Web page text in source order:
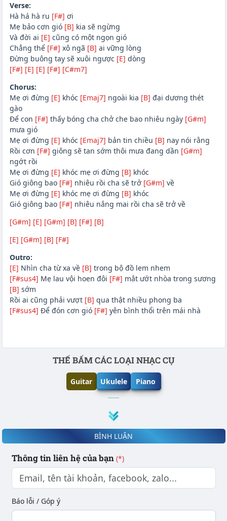
Verse:
Hà há hà ru [F#] ơi
Mẹ bảo cơn gió [B] kia sẽ ngừng
Và đời ai [E] cũng có một ngọn gió
Chẳng thể [F#] xô ngã [B] ai vững lòng
Đừng buông tay sẽ xuôi ngược [E] dòng
[F#] [E] [E] [F#] [C#m7]
Chorus:
Mẹ ơi đừng [E] khóc [Emaj7] ngoài kia [B] đại dương thét
gào
Để con [F#] thấy bóng cha chở che bao nhiêu ngày [G#m]
mưa gió
Mẹ ơi đừng [E] khóc [Emaj7] bản tin chiều [B] nay nói rằng
Rồi cơn [F#] giông sẽ tan sớm thôi mưa đang dần [G#m]
ngớt rồi
Mẹ ơi đừng [E] khóc mẹ ơi đừng [B] khóc
Gió giông bao [F#] nhiêu rồi cha sẽ trở [G#m] về
Mẹ ơi đừng [E] khóc mẹ ơi đừng [B] khóc
Gió giông bao [F#] nhiêu nắng mai rồi cha sẽ trở về
[G#m] [E] [G#m] [B] [F#] [B]
[E] [G#m] [B] [F#]
Outro:
[E] Nhìn cha từ xa về [B] trong bộ đồ lem nhem
[F#sus4] Mẹ lau vội hoen đôi [F#] mắt ướt nhòa trong sương
[B] sớm
Rồi ai cũng phải vượt [B] qua thật nhiều phong ba
[F#sus4] Để đón cơn gió [F#] yên bình thổi trên mái nhà
Phần nội dungTHẾ BẤM CÁC LOẠI NHẠC CỤ
Guitar Ukulele Piano
BÌNH LUẬN
Thông tin liên hệ của bạn (*)
Báo lỗi / Góp ý